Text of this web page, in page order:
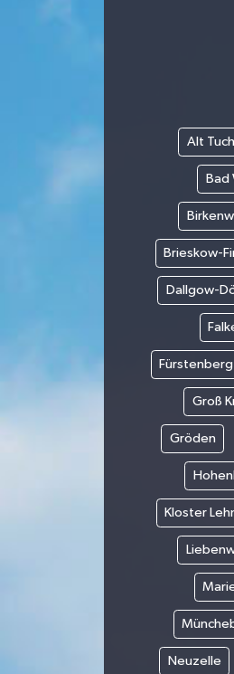
Alt
Bad
Brieskow-
Dallgow-
Fürstenberg
Groß
Gröden
Kloster
Neuzelle